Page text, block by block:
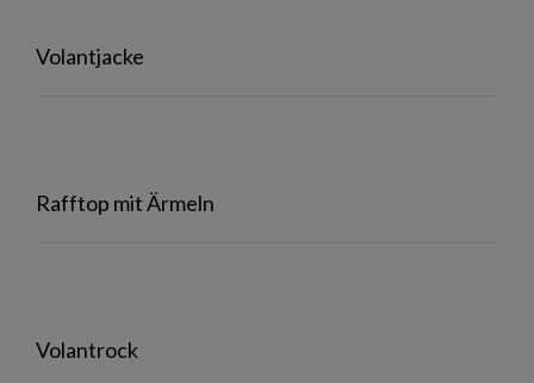
Volantjacke
Rafftop mit Ärmeln
Volantrock